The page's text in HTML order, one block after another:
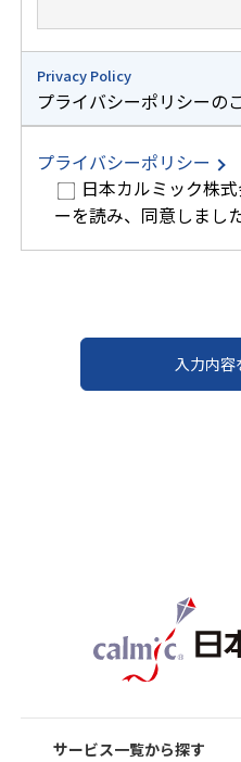
Privacy Policy
プライバシーポリシーの
プライバシーポリシー
日本カルミック株
ーを読み、同意しました
サービス一覧から探す